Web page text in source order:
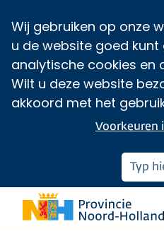
Wij gebruiken op onze
u de website goed kunt
analytische cookies en
Wilt u deze website
akkoord met het
Voorkeuren